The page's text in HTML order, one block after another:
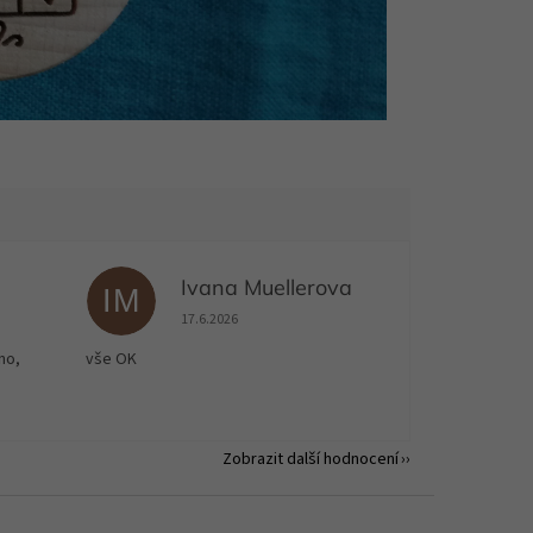
5 z 5 hvězdiček.IM Ivana Muellerova
Hodnocení obchodu je 5 z 5 hvězdiček.
17.6.2026
vše OK
Zobrazit další hodnocení